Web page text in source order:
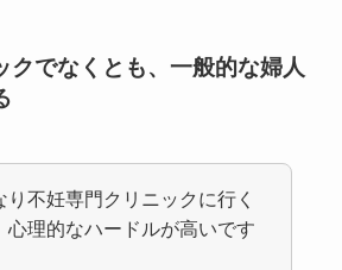
クでなくとも、一般的な婦人
り不妊専門クリニックに行く
心理的なハードルが高いです